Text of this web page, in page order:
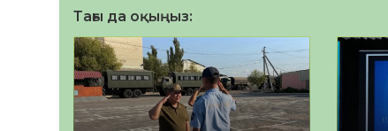
Тағы да оқыңыз: